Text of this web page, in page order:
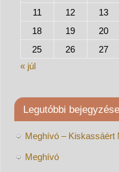
11
12 13
18
19 20
25
26 27
« júl
Legutóbbi
Meghívó – Kiskassáért
Meghívó